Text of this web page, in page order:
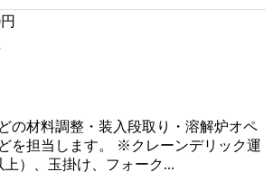
円
の材料調整・装入段取り・溶解炉オペ
を担当します。 ※クレーンデリック運
）、玉掛け、フォーク...